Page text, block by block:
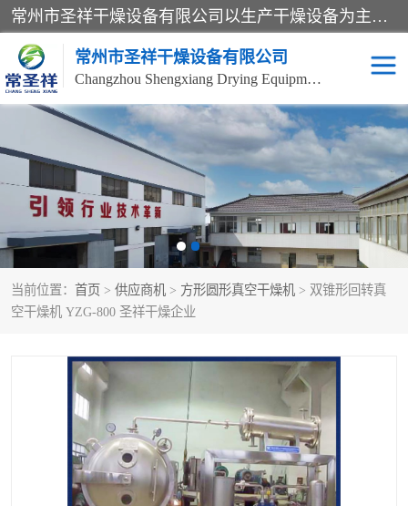
常州市圣祥干燥设备有限公司以生产干燥设备为主导产品，提供：干燥设备、干燥机、混合机、气流干燥机、烘箱、热风循环烘箱、沸腾干燥机、烘干机、喷雾干燥机等产品的生产、制造与销售服务。
常州市圣祥干燥设备有限公司
Changzhou Shengxiang Drying Equipment Co. , Ltd.
当前位置： 首页 > 供应商机 > 方形圆形真空干燥机 > 双锥形回转真
空干燥机 YZG-800 圣祥干燥企业
单锥真空干燥机 双锥真空干燥机
气流干燥机 滚筒刮板干燥机
干燥机 闪蒸干燥机
桨叶干燥机 高速混合机
粗粉碎机 带式干燥机
单锥螺带真空干燥机 沸腾干燥机
方形圆形真空干燥机 真空耙式干燥机